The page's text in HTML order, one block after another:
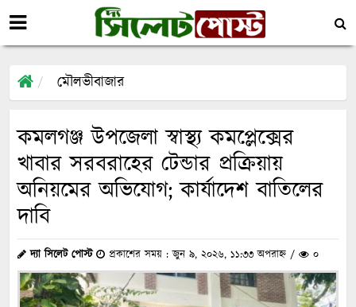
মৌলভীবাজার
কমলগঞ্জ উপজেলা স্বাস্থ্য কমপ্লেক্সের
খাবার সরবরাহের টেন্ডার প্রক্রিয়ায়
অনিয়মের অভিযোগ; কার্যাদেশ বাতিলের
দাবি
দ্যা সিলেট পোস্ট প্রকাশের সময় : জুন ৯, ২০২৬, ১১:৩৩ অপরাহ্ন / ০